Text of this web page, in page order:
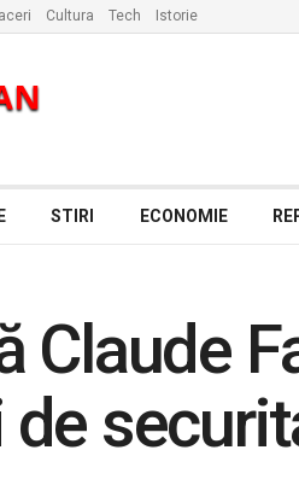
Cultura Tech Istorie
STIRI ECONOMIE
Claude